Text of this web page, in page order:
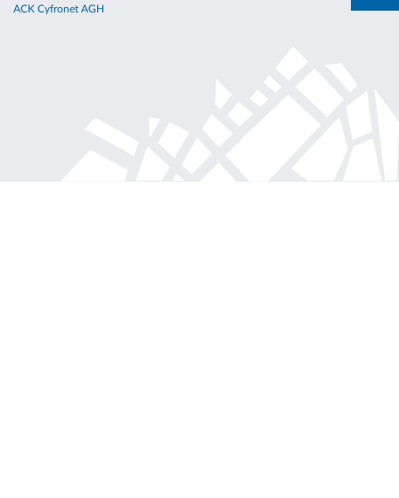
ACK Cyfronet AGH